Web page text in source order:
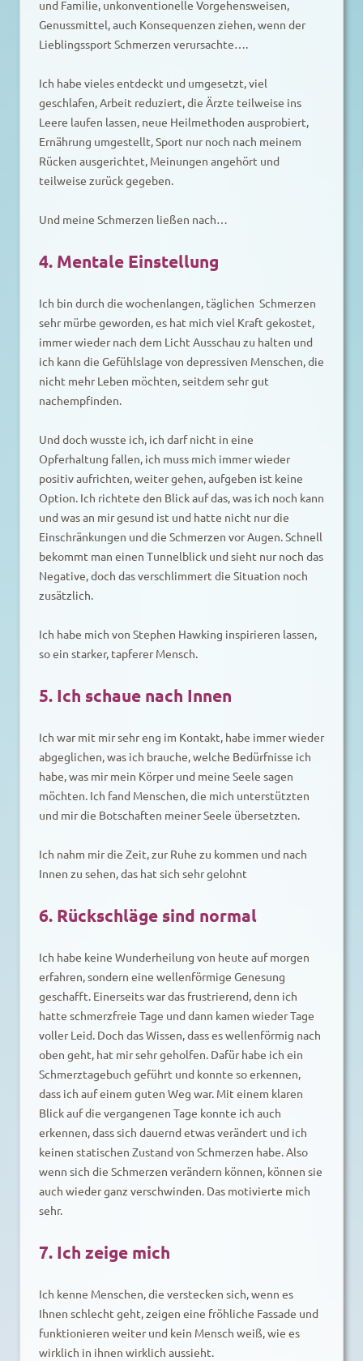
und Familie, unkonventionelle Vorgehensweisen,
Genussmittel, auch Konsequenzen ziehen, wenn der
Lieblingssport Schmerzen verursachte….
Ich habe vieles entdeckt und umgesetzt, viel
geschlafen, Arbeit reduziert, die Ärzte teilweise ins
Leere laufen lassen, neue Heilmethoden ausprobiert,
Ernährung umgestellt, Sport nur noch nach meinem
Rücken ausgerichtet, Meinungen angehört und
teilweise zurück gegeben.
Und meine Schmerzen ließen nach…
4. Mentale Einstellung
Ich bin durch die wochenlangen, täglichen Schmerzen
sehr mürbe geworden, es hat mich viel Kraft gekostet,
immer wieder nach dem Licht Ausschau zu halten und
ich kann die Gefühlslage von depressiven Menschen, die
nicht mehr Leben möchten, seitdem sehr gut
nachempfinden.
Und doch wusste ich, ich darf nicht in eine
Opferhaltung fallen, ich muss mich immer wieder
positiv aufrichten, weiter gehen, aufgeben ist keine
Option. Ich richtete den Blick auf das, was ich noch kann
und was an mir gesund ist und hatte nicht nur die
Einschränkungen und die Schmerzen vor Augen. Schnell
bekommt man einen Tunnelblick und sieht nur noch das
Negative, doch das verschlimmert die Situation noch
zusätzlich.
Ich habe mich von Stephen Hawking inspirieren lassen,
so ein starker, tapferer Mensch.
5. Ich schaue nach Innen
Ich war mit mir sehr eng im Kontakt, habe immer wieder
abgeglichen, was ich brauche, welche Bedürfnisse ich
habe, was mir mein Körper und meine Seele sagen
möchten. Ich fand Menschen, die mich unterstützten
und mir die Botschaften meiner Seele übersetzten.
Ich nahm mir die Zeit, zur Ruhe zu kommen und nach
Innen zu sehen, das hat sich sehr gelohnt
6. Rückschläge sind normal
Ich habe keine Wunderheilung von heute auf morgen
erfahren, sondern eine wellenförmige Genesung
geschafft. Einerseits war das frustrierend, denn ich
hatte schmerzfreie Tage und dann kamen wieder Tage
voller Leid. Doch das Wissen, dass es wellenförmig nach
oben geht, hat mir sehr geholfen. Dafür habe ich ein
Schmerztagebuch geführt und konnte so erkennen,
dass ich auf einem guten Weg war. Mit einem klaren
Blick auf die vergangenen Tage konnte ich auch
erkennen, dass sich dauernd etwas verändert und ich
keinen statischen Zustand von Schmerzen habe. Also
wenn sich die Schmerzen verändern können, können sie
auch wieder ganz verschwinden. Das motivierte mich
sehr.
7. Ich zeige mich
Ich kenne Menschen, die verstecken sich, wenn es
Ihnen schlecht geht, zeigen eine fröhliche Fassade und
funktionieren weiter und kein Mensch weiß, wie es
wirklich in ihnen wirklich aussieht.